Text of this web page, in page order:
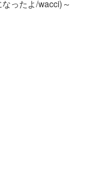
なったよ/wacci)～